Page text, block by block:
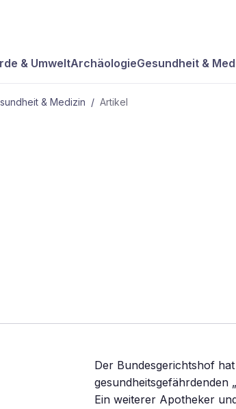
& UmweltArchäologieGesundheit &
& Medizin / Artikel
Der Bundesgerichtshof
gesundheitsgefährdenden
Ein weiterer Apotheker